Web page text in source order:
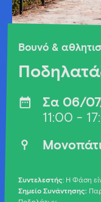
Βουνό &
Σα 06/
11:00 -
Συντελεστής: Η Φάση
Σημείο Συνάντησης: